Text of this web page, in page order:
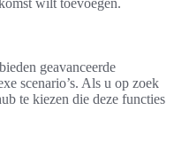
wilt toevoegen.
geavanceerde
scenario’s. Als u op zoek
te kiezen die deze functies